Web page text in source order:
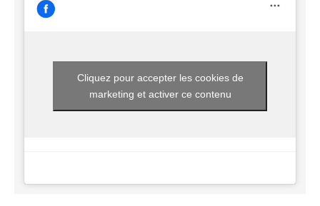
Cliquez pour accepter les cookies de
marketing et activer ce contenu